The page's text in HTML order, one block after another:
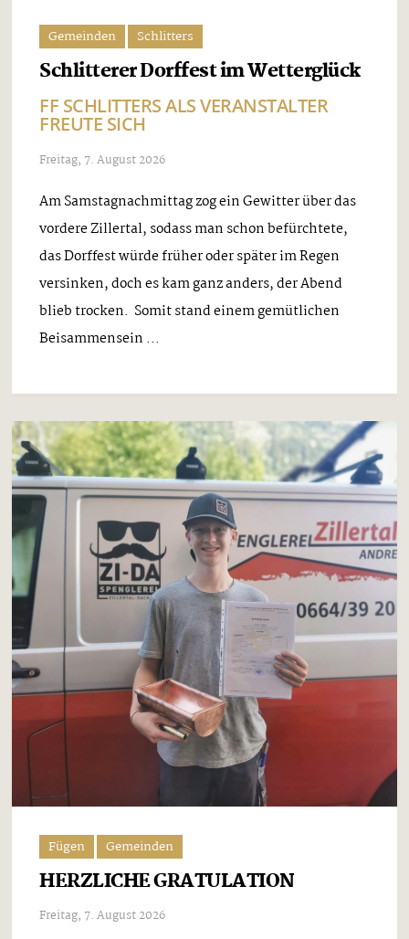
Gemeinden Schlitters
Schlitterer Dorffest im Wetterglück
FF SCHLITTERS ALS VERANSTALTER
FREUTE SICH
Freitag, 7. August 2026
Am Samstagnachmittag zog ein Gewitter über das
vordere Zillertal, sodass man schon befürchtete,
das Dorffest würde früher oder später im Regen
versinken, doch es kam ganz anders, der Abend
blieb trocken. Somit stand einem gemütlichen
Beisammensein ...
Fügen Gemeinden
HERZLICHE GRATULATION
Freitag, 7. August 2026